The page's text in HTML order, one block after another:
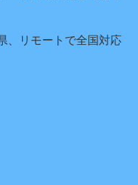
、リモートで全国対応